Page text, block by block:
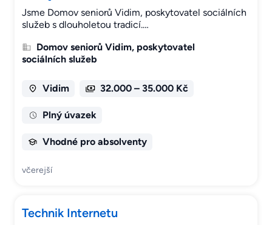
Jsme Domov seniorů Vidim, poskytovatel sociálních
služeb s dlouholetou tradicí.…
Domov seniorů Vidim, poskytovatel
sociálních služeb
Vidim 32.000 – 35.000 Kč
Plný úvazek
Vhodné pro absolventy
včerejší
Technik Internetu